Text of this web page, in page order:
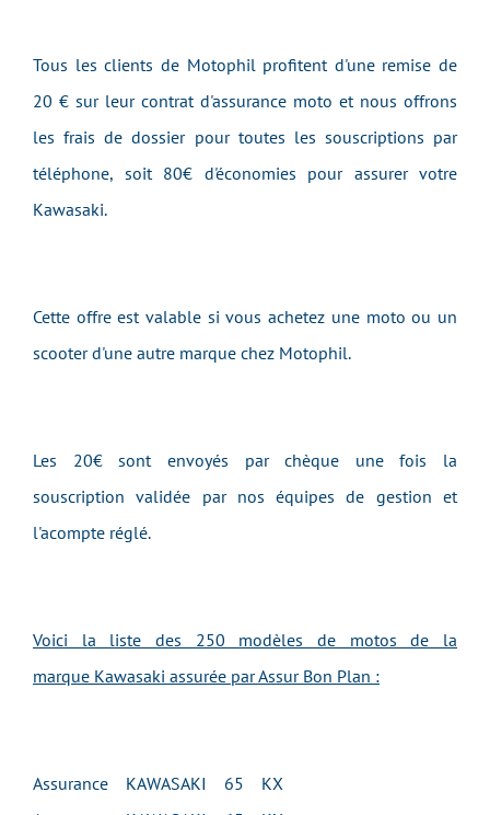
Tous les clients de Motophil profitent d'une remise de
20 € sur leur contrat d'assurance moto et nous offrons
les frais de dossier pour toutes les souscriptions par
téléphone, soit 80€ d'économies pour assurer votre
Kawasaki.
Cette offre est valable si vous achetez une moto ou un
scooter d'une autre marque chez Motophil.
Les 20€ sont envoyés par chèque une fois la
souscription validée par nos équipes de gestion et
l'acompte réglé.
Voici la liste des 250 modèles de motos de la
marque Kawasaki assurée par Assur Bon Plan :
Assurance KAWASAKI 65 KX